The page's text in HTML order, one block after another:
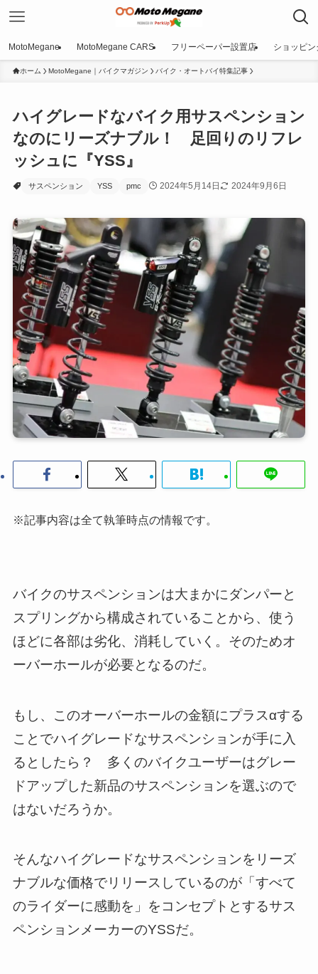
MotoMegane MotoMegane CARS フリーペーパー設置店 ショッピン
ホーム MotoMegane｜バイクマガジン バイク・オートバイ特集記事
ハイグレードなバイク用サスペンション
なのにリーズナブル！ 足回りのリフレ
ッシュに『YSS』
サスペンション YSS pmc 2024年5月14日 2024年9月6日
※記事内容は全て執筆時点の情報です。
バイクのサスペンションは大まかにダンパーと
スプリングから構成されていることから、使う
ほどに各部は劣化、消耗していく。そのためオ
ーバーホールが必要となるのだ。
もし、このオーバーホールの金額にプラスαする
ことでハイグレードなサスペンションが手に入
るとしたら？ 多くのバイクユーザーはグレー
ドアップした新品のサスペンションを選ぶので
はないだろうか。
そんなハイグレードなサスペンションをリーズ
ナブルな価格でリリースしているのが「すべて
のライダーに感動を」をコンセプトとするサス
ペンションメーカーのYSSだ。